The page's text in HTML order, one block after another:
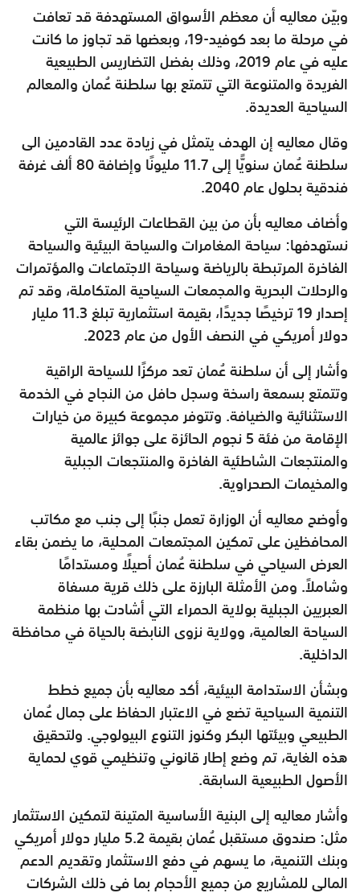
وبيّن معاليه أن معظم الأسواق المستهدفة قد تعافت
في مرحلة ما بعد كوفيد-19، وبعضها قد تجاوز ما كانت
عليه في عام 2019، وذلك بفضل التضاريس الطبيعية
الفريدة والمتنوعة التي تتمتع بها سلطنة عُمان والمعالم
السياحية العديدة.
وقال معاليه إن الهدف يتمثل في زيادة عدد القادمين الى
سلطنة عُمان سنويًّا إلى 11.7 مليونًا وإضافة 80 ألف غرفة
فندقية بحلول عام 2040.
وأضاف معاليه بأن من بين القطاعات الرئيسة التي
نستهدفها: سياحة المغامرات والسياحة البيئية والسياحة
الفاخرة المرتبطة بالرياضة وسياحة الاجتماعات والمؤتمرات
والرحلات البحرية والمجمعات السياحية المتكاملة، وقد تم
إصدار 19 ترخيصًا جديدًا، بقيمة استثمارية تبلغ 11.3 مليار
دولار أمريكي في النصف الأول من عام 2023.
وأشار إلى أن سلطنة عُمان تعد مركزًا للسياحة الراقية
وتتمتع بسمعة راسخة وسجل حافل من النجاح في الخدمة
الاستثنائية والضيافة. وتتوفر مجموعة كبيرة من خيارات
الإقامة من فئة 5 نجوم الحائزة على جوائز عالمية
والمنتجعات الشاطئية الفاخرة والمنتجعات الجبلية
والمخيمات الصحراوية.
وأوضح معاليه أن الوزارة تعمل جنبًا إلى جنب مع مكاتب
المحافظين على تمكين المجتمعات المحلية، ما يضمن بقاء
العرض السياحي في سلطنة عُمان أصيلًا ومستدامًا
وشاملاً. ومن الأمثلة البارزة على ذلك قرية مسفاة
العبريين الجبلية بولاية الحمراء التي أشادت بها منظمة
السياحة العالمية، وولاية نزوى النابضة بالحياة في محافظة
الداخلية.
وبشأن الاستدامة البيئية، أكد معاليه بأن جميع خطط
التنمية السياحية تضع في الاعتبار الحفاظ على جمال عُمان
الطبيعي وبيئتها البكر وكنوز التنوع البيولوجي. ولتحقيق
هذه الغاية، تم وضع إطار قانوني وتنظيمي قوي لحماية
الأصول الطبيعية السابقة.
وأشار معاليه إلى البنية الأساسية المتينة لتمكين الاستثمار
مثل: صندوق مستقبل عُمان بقيمة 5.2 مليار دولار أمريكي
وبنك التنمية، ما يسهم في دفع الاستثمار وتقديم الدعم
المالي للمشاريع من جميع الأحجام بما في ذلك الشركات